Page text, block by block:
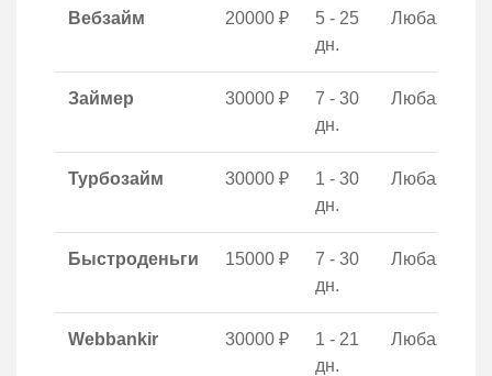
Вебзайм 20000 ₽
5 - 25
дн.
Любая
Займер 30000 ₽
7 - 30
дн.
Любая
Турбозайм 30000 ₽
1 - 30
дн.
Любая
Быстроденьги 15000 ₽
7 - 30
дн.
Любая
Webbankir 30000 ₽
1 - 21
дн.
Любая